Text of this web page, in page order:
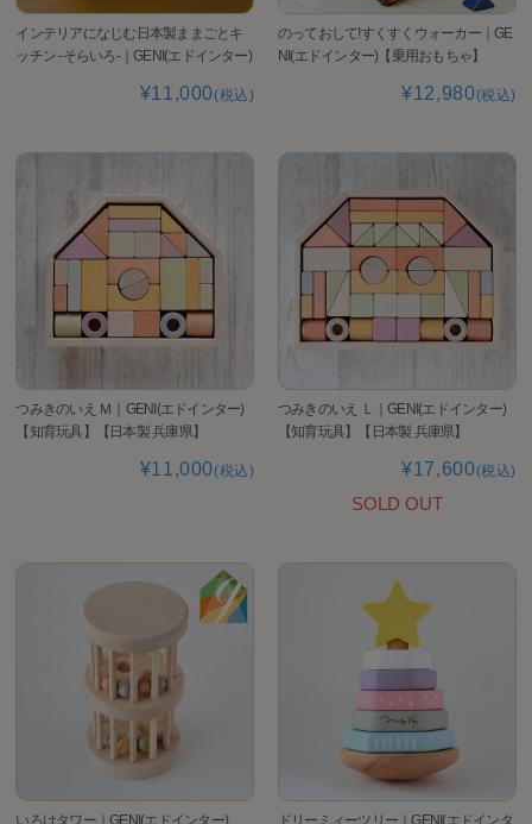
インテリアになじむ日本製ままごとキ
ッチン -そらいろ-｜GENI(エドインター)
¥11,000(税込)
のっておして!すくすくウォーカー｜GE
NI(エドインター)【乗用おもちゃ】
¥12,980(税込)
つみきのいえ Ｍ｜GENI(エドインター)
【知育玩具】【日本製 兵庫県】
¥11,000(税込)
つみきのいえ Ｌ｜GENI(エドインター)
【知育玩具】【日本製 兵庫県】
¥17,600(税込)
SOLD OUT
いろはタワー｜GENI(エドインター)
ドリーミィーツリー｜GENI(エドインタ